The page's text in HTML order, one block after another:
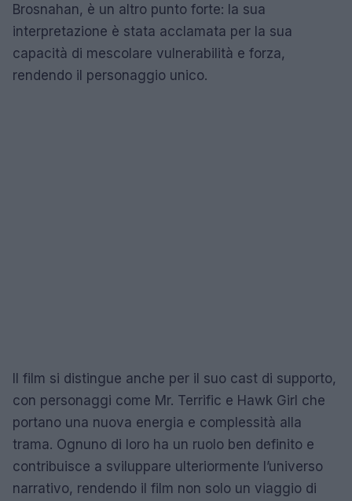
Brosnahan, è un altro punto forte: la sua
interpretazione è stata acclamata per la sua
capacità di mescolare vulnerabilità e forza,
rendendo il personaggio unico.
Il film si distingue anche per il suo cast di supporto,
con personaggi come Mr. Terrific e Hawk Girl che
portano una nuova energia e complessità alla
trama. Ognuno di loro ha un ruolo ben definito e
contribuisce a sviluppare ulteriormente l’universo
narrativo, rendendo il film non solo un viaggio di